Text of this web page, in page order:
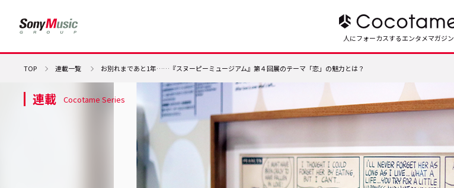
人にフォーカスするエンタメマガジン
TOP 連載一覧 お別れまであと1年……『スヌーピーミュージアム』第４回展のテーマ「恋」の魅力とは？
連載 Cocotame Series